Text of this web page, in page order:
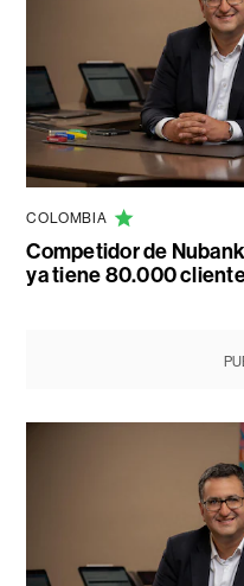
COLOMBIA
Competidor de
ya tiene 80.000